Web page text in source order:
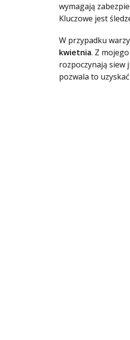
wymagają
Kluczowe jest
W przypadku
kwietnia. Z
rozpoczynają siew
pozwala to